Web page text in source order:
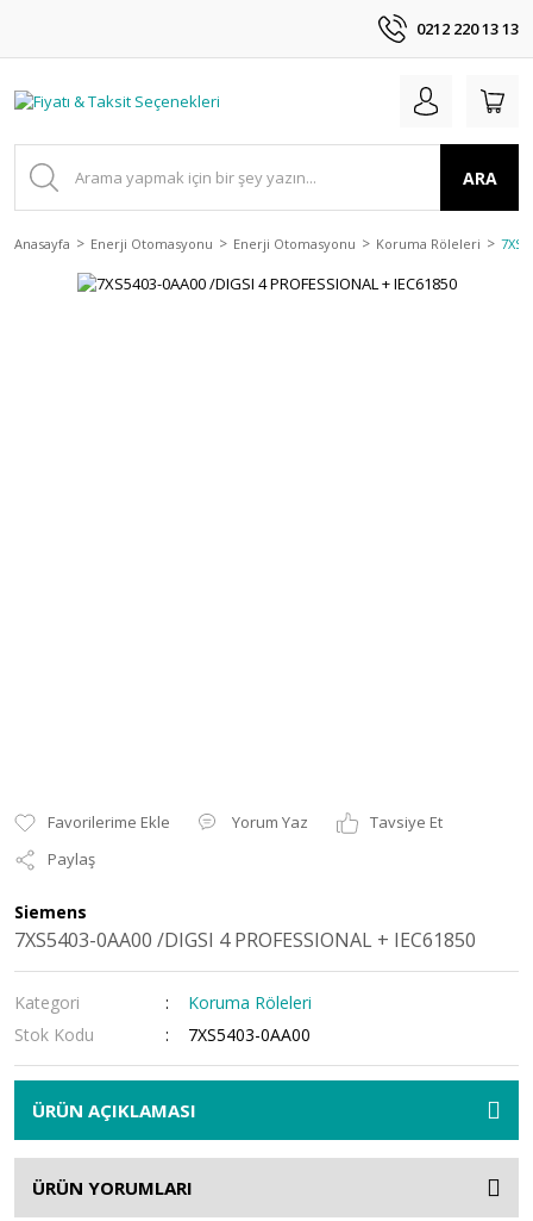
0212 220 13 13
ARA
Anasayfa Enerji Otomasyonu Enerji Otomasyonu Koruma Röleleri
Yorum Yaz
Tavsiye Et
Paylaş
Siemens
7XS5403-0AA00 /DIGSI 4 PROFESSIONAL + IEC61850
Kategori
Koruma Röleleri
Stok Kodu
7XS5403-0AA00
ÜRÜN AÇIKLAMASI
ÜRÜN YORUMLARI